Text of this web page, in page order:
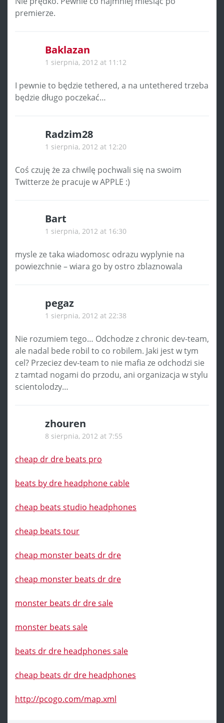
premierze.
Baklazan
1 sierpnia, 2012 at 11:12
I pewnie to będzie tethered, a na untethered trzeba
będzie długo poczekać…
Radzim28
1 sierpnia, 2012 at 12:20
Coś czuję że za chwilę pochwali się na swoim
Twitterze że pracuje w APPLE :)
Bart
1 sierpnia, 2012 at 16:30
mysle ze taka wiadomosc odrazu wyplynie na
powiezchnie – wiara go by ostro zblaznowala
pegaz
1 sierpnia, 2012 at 22:38
Nie rozumiem tego… Odchodze z chronic dev-team,
ale nadal bede robil to co robilem. Jaki jest w tym
cel? Przeciez dev-team to nie mafia ze odchodzi sie
z tamtad nogami do przodu, ani organizacja w stylu
scientolodzy…
zhouren
8 sierpnia, 2012 at 7:55
cheap dr dre beats pro
beats by dre headphone cable
cheap beats studio headphones
cheap beats tour
cheap monster beats dr dre
cheap monster beats dr dre
monster beats dr dre sale
monster beats sale
beats dr dre headphones sale
cheap beats dr dre headphones
http://pcogo.com/map.xml